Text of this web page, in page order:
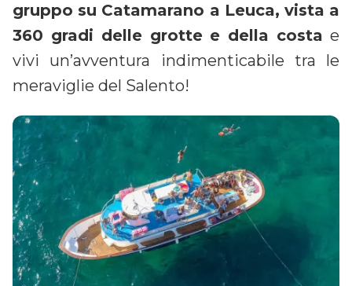
gruppo su Catamarano a Leuca, vista a
360 gradi delle grotte e della costa e
vivi un’avventura indimenticabile tra le
meraviglie del Salento!